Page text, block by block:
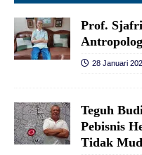
Prof.
28 Januari
Teguh
Pebisnis
Tidak